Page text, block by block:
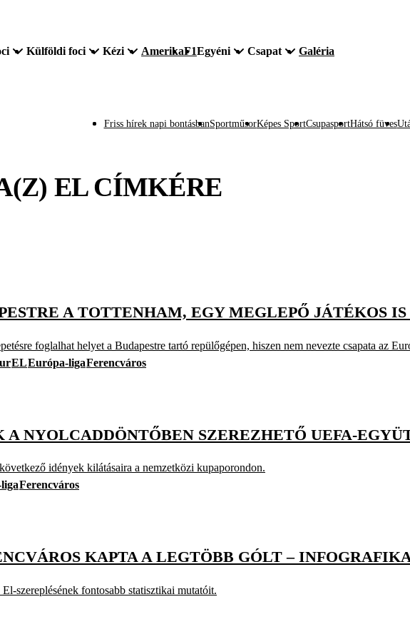
Külföldi foci Kézi AmerikaF1Egyéni Csapat Galéria
Friss hírek napi bontásbanSportműsorKépes SportCsupasportHátsó füves
ELCÍMKÉRE
A TOTTENHAM, EGY MEGLEPŐ JÁTÉKOS
foglalhat helyet a Budapestre tartó repülőgépen, hiszen nem nevezte csapata az
ELEurópa-ligaFerencváros
A NYOLCADDÖNTŐBEN SZEREZHETŐ UEFA-
idények kilátásaira a nemzetközi kupaporondon.
Ferencváros
KAPTA A LEGTÖBB GÓLT –
szereplésének fontosabb statisztikai mutatóit.